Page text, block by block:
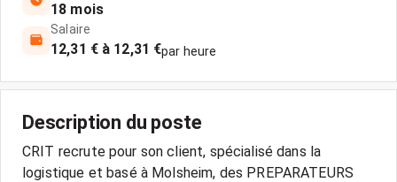
18 mois
Salaire
12,31 € à 12,31 €par heure
Description du poste
CRIT recrute pour son client, spécialisé dans la
logistique et basé à Molsheim, des PREPARATEURS